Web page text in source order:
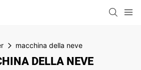
macchina della neve
DELLA NEVE